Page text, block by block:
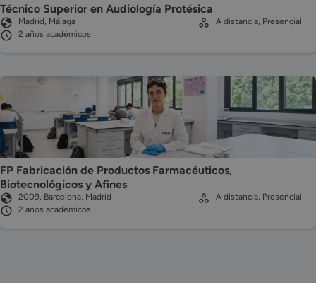
Técnico Superior en Audiología Protésica
Madrid, Málaga
2 años académicos
A distancia, Presencial
FP Fabricación de Productos Farmacéuticos,
Biotecnológicos y Afines
2009, Barcelona, Madrid
2 años académicos
A distancia, Presencial